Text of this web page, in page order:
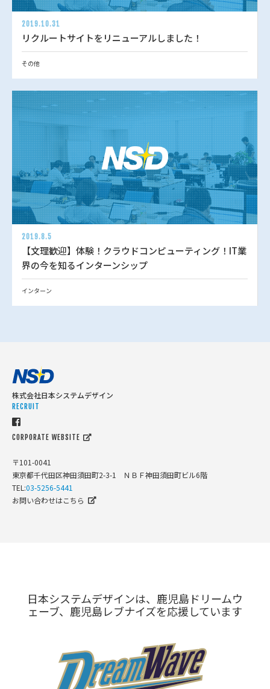
2019.10.31
リクルートサイトをリニューアルしました！
その他
2019.8.5
【文理歓迎】体験！クラウドコンピューティング！IT業
界の今を知るインターンシップ
インターン
株式会社日本システムデザイン
RECRUIT
CORPORATE WEBSITE
〒101-0041
東京都千代田区神田須田町2-3-1 ＮＢＦ神田須田町ビル6階
TEL:03-5256-5441
お問い合わせはこちら
日本システムデザインは、鹿児島ドリームウ
ェーブ、鹿児島レブナイズを応援しています